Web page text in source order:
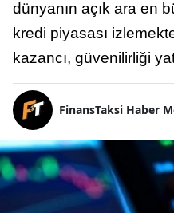
dünyanın açık ara en
kredi piyasası
kazancı, güvenilirliği
FinansTaksi Haber